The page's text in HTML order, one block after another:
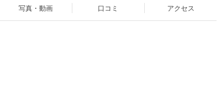
写真・動画 口コミ アクセス